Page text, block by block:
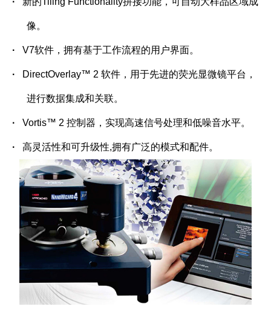
像。
· V7软件，拥有基于工作流程的用户界面。
· DirectOverlay™ 2 软件，用于先进的荧光显微镜平台，
进行数据集成和关联。
· Vortis™ 2 控制器，实现高速信号处理和低噪音水平。
· 高灵活性和可升级性,拥有广泛的模式和配件。